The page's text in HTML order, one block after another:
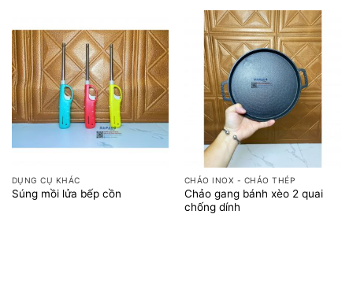
DỤNG CỤ KHÁC
Súng mồi lửa bếp cồn
CHẢO INOX - CHẢO THÉP
Chảo gang bánh xèo 2 quai
chống dính